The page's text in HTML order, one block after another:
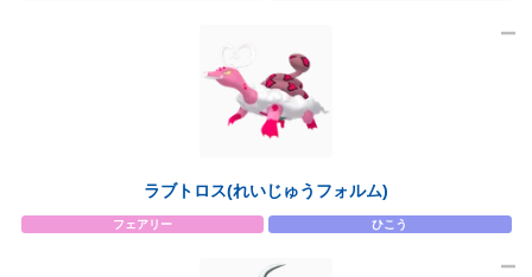
ラブトロス(れいじゅうフォルム)
フェアリー ひこう